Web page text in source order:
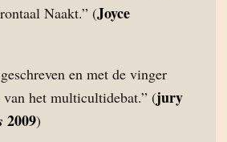
Naakt.” (Joyce
en met de vinger
het multicultidebat.” (jury
2009)